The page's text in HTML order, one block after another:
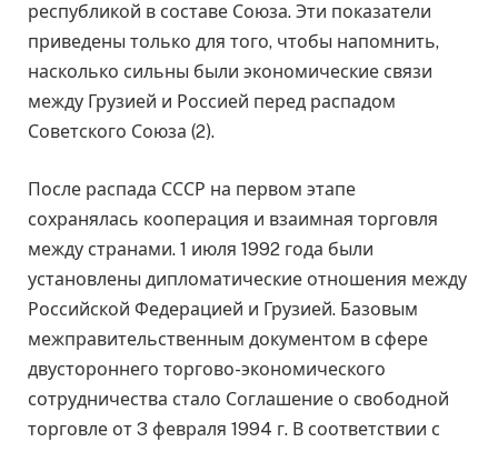
республикой в составе Союза. Эти показатели
приведены только для того, чтобы напомнить,
насколько сильны были экономические связи
между Грузией и Россией перед распадом
Советского Союза (2).
После распада СССР на первом этапе
сохранялась кооперация и взаимная торговля
между странами. 1 июля 1992 года были
установлены дипломатические отношения между
Российской Федерацией и Грузией. Базовым
межправительственным документом в сфере
двустороннего торгово-экономического
сотрудничества стало Соглашение о свободной
торговле от 3 февраля 1994 г. В соответствии с